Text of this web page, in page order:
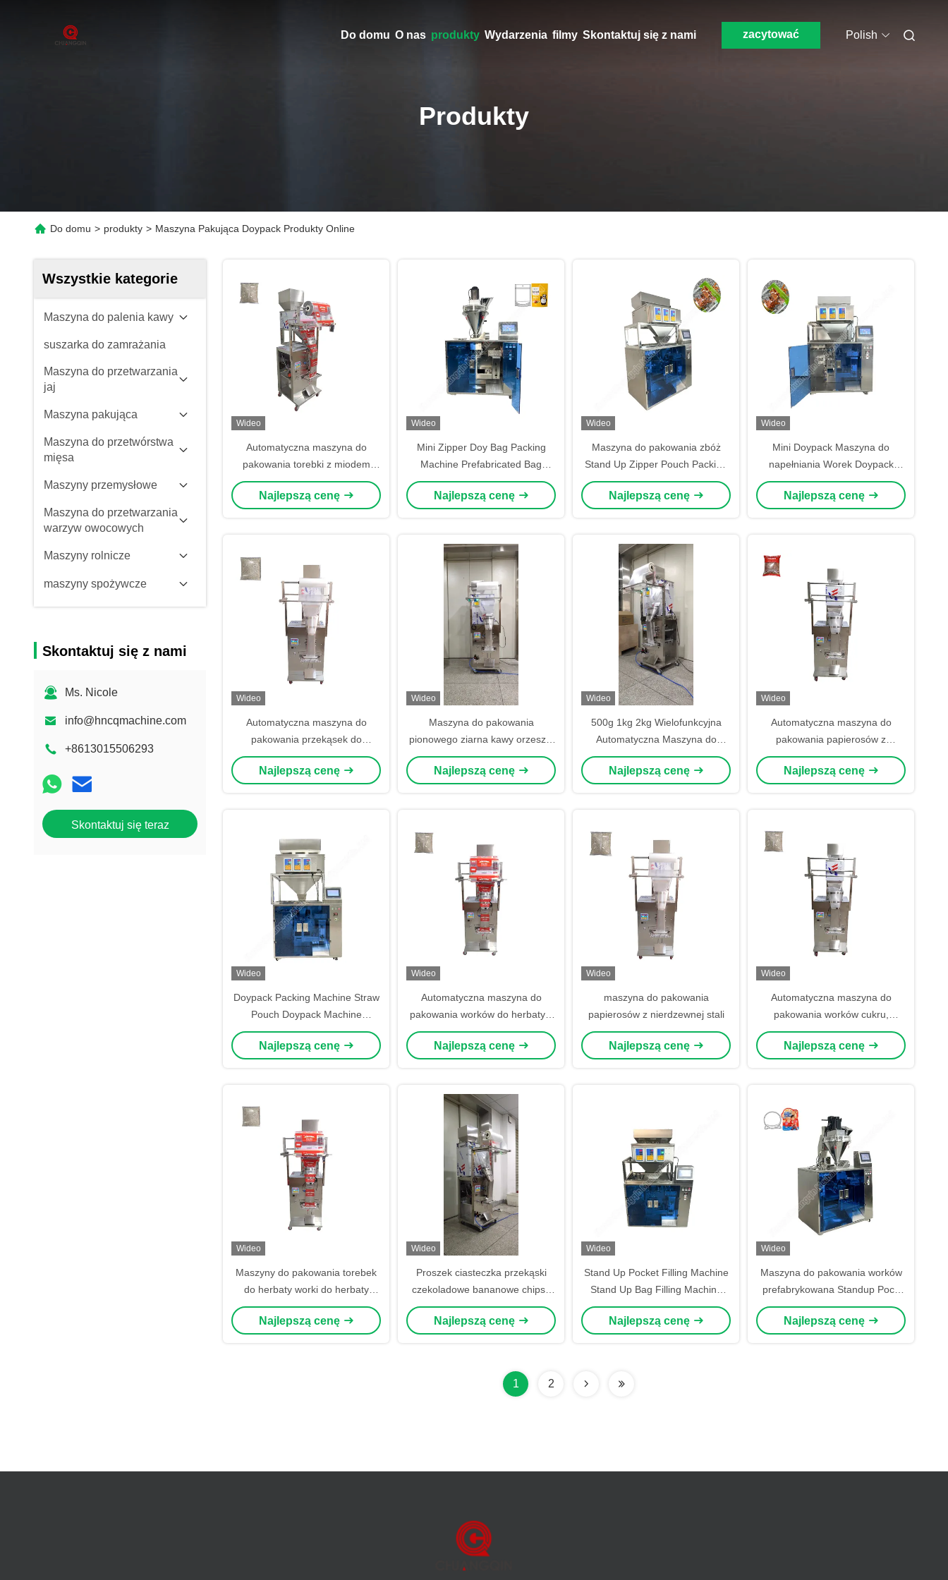
Do domu O nas produkty Wydarzenia filmy Skontaktuj się z nami zacytować Polish
Produkty
Do domu > produkty > Maszyna Pakująca Doypack Produkty Online
Wszystkie kategorie
Maszyna do palenia kawy
suszarka do zamrażania
Maszyna do przetwarzania
jaj
Maszyna pakująca
Maszyna do przetwórstwa
mięsa
Maszyny przemysłowe
Maszyna do przetwarzania
warzyw owocowych
Maszyny rolnicze
maszyny spożywcze
Skontaktuj się z nami
Ms. Nicole
info@hncqmachine.com
+8613015506293
Skontaktuj się teraz
Wideo
Automatyczna maszyna do
pakowania torebki z miodem
Maszyna do pakowania sosu z
pasty pomidorowej
Najlepszą cenę
Wideo
Mini Zipper Doy Bag Packing
Machine Prefabricated Bag
Filling And Sealing Machine
Maszyna do pakowania i
Najlepszą cenę
Wideo
Maszyna do pakowania zbóż
Stand Up Zipper Pouch Packing
Machine Zipper Packing Machine
Najlepszą cenę
Wideo
Mini Doypack Maszyna do
napełniania Worek Doypack
Maszyna do pakowania 850W
18-25 worek/min
Najlepszą cenę
Wideo
Automatyczna maszyna do
pakowania przekąsek do
żywności
Najlepszą cenę
Wideo
Maszyna do pakowania
pionowego ziarna kawy orzeszki
ziemne orzechy kaszuowe
granulki maszyna do ważenia
Najlepszą cenę
Wideo
500g 1kg 2kg Wielofunkcyjna
Automatyczna Maszyna do
pakowania torebek z ryżem
Najlepszą cenę
Wideo
Automatyczna maszyna do
pakowania papierosów z
pionowym workiem do jedzenia
30/min Dla ryżu ziarna orzechów
Najlepszą cenę
Wideo
Doypack Packing Machine Straw
Pouch Doypack Machine
Doypack Filling Machine
Najlepszą cenę
Wideo
Automatyczna maszyna do
pakowania worków do herbaty z
kwiatami Maszyna do
wypełniania worków do
Najlepszą cenę
Wideo
maszyna do pakowania
papierosów z nierdzewnej stali
Najlepszą cenę
Wideo
Automatyczna maszyna do
pakowania worków cukru,
maszyna do pakowania kawy,
maszyna do napełniania
Najlepszą cenę
Wideo
Maszyny do pakowania torebek
do herbaty worki do herbaty
sakety Proszek orzechów
sosnowych przekąski Maszyny
Najlepszą cenę
Wideo
Proszek ciasteczka przekąski
czekoladowe bananowe chipsy
sachety suszone ziarna ryżu
maszyna do pakowania
Najlepszą cenę
Wideo
Stand Up Pocket Filling Machine
Stand Up Bag Filling Machine
Automatyczna torba do
pakowania
Najlepszą cenę
Wideo
Maszyna do pakowania worków
prefabrykowana Standup Poch
Packing Machine z ważeniem,
formowaniem, wypełnianiem i
Najlepszą cenę
1 2